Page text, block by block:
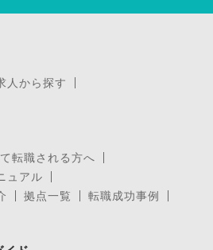
人から探す
転職される方へ
ュアル
拠点一覧
転職成功事例